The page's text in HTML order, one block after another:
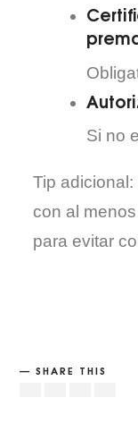
Si no
Tip
con al
para evitar
SHARE THIS